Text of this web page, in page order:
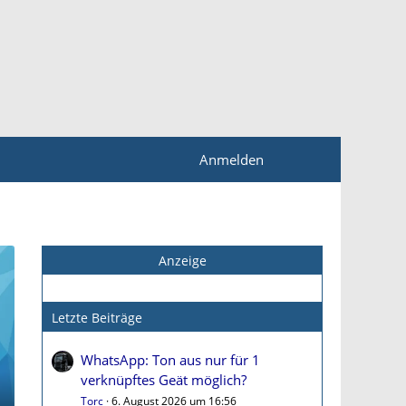
Anmelden
Anzeige
Letzte Beiträge
WhatsApp: Ton aus nur für 1
verknüpftes Geät möglich?
Torc 6. August 2026 um 16:56